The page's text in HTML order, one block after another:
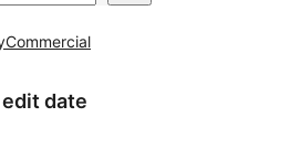
Commercial
edit date